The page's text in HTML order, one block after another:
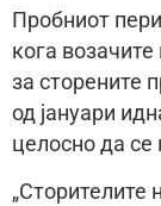
Пробниот
кога
за сторените
од јануари
целосно да се